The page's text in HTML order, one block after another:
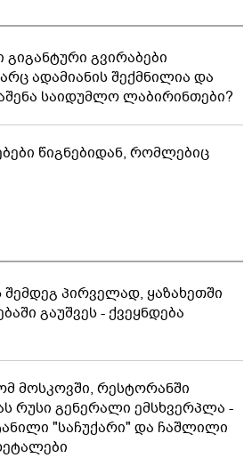
გიგანტური გვირაბები
ადამიანის შექმნილია და
საიდუმლო ლაბირინთები?
წიგნებიდან, რომლებიც
შემდეგ პირველად, ყაზახეთში
გაუშვეს - ქვეყნდება
მოსკოვში, რესტორანში
რუსი გენერალი ემსხვერპლა -
"საჩუქარი" და ჩაშლილი